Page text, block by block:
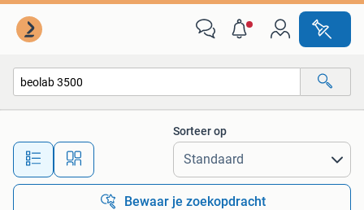
Alle afstanden…
Sorteer op
Bewaar je zoekopdracht